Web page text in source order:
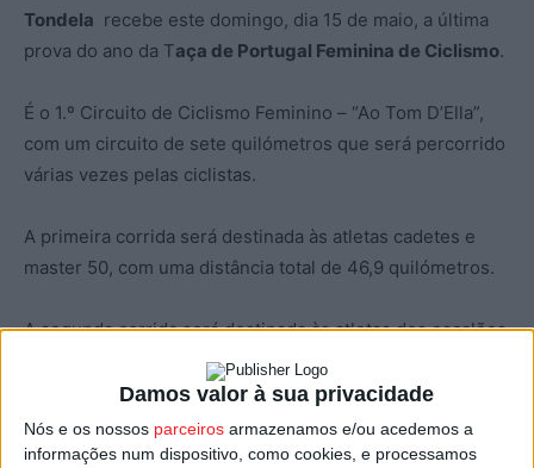
Damos valor à sua privacidade
Nós e os nossos parceiros armazenamos e/ou acedemos a
informações num dispositivo, como cookies, e processamos
Tondela recebe este domingo, dia 15 de maio, a última
prova do ano da Taça de Portugal Feminina de Ciclismo.
É o 1.º Circuito de Ciclismo Feminino – “Ao Tom D’Ella”,
com um circuito de sete quilómetros que será percorrido
várias vezes pelas ciclistas.
A primeira corrida será destinada às atletas cadetes e
master 50, com uma distância total de 46,9 quilómetros.
A segunda corrida será destinada às atletas dos escalões
juniores, master 30 e master 40, que terão de percorrer
um total de 62 quilómetros, enquanto a corrida principal,
nos escalões de elites e sub23, vai ter 86.2 quilómetros.